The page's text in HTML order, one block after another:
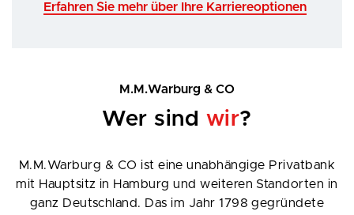
Erfahren Sie mehr über Ihre Karriereoptionen
M.M.Warburg & CO
Wer sind wir?
M.M.Warburg & CO ist eine unabhängige Privatbank
mit Hauptsitz in Hamburg und weiteren Standorten in
ganz Deutschland. Das im Jahr 1798 gegründete